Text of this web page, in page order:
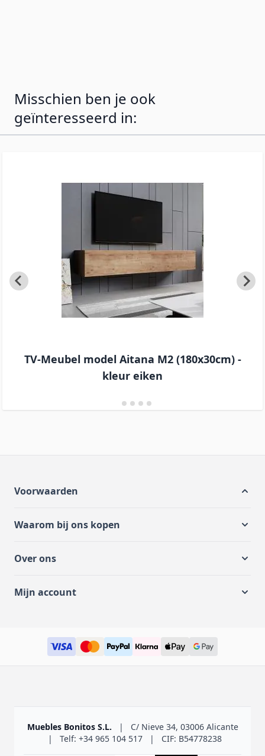
Misschien ben je ook
geïnteresseerd in:
TV-Meubel model Aitana M2 (180x30cm) -
kleur eiken
Voorwaarden
Waarom bij ons kopen
Over ons
Mijn account
Muebles Bonitos S.L. |
C/ Nieve 34, 03006 Alicante
|
Telf: +34 965 104 517 | CIF: B54778238